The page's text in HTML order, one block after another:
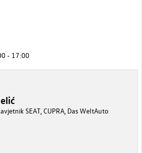
- 17:00
SEAT, CUPRA, Das WeltAuto